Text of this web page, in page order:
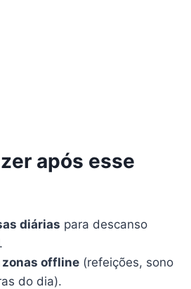
após esse
diárias para descanso
zonas offline (refeições, sono
do dia).